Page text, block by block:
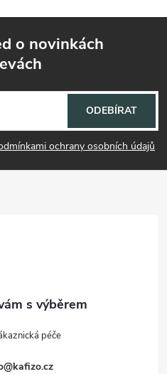
o novinkách
ochrany osobních údajů
ODEBÍRAT
@kafizo.cz